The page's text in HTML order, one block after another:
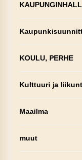
KOULU, PERHE
Kulttuuri ja
Maailma
muut